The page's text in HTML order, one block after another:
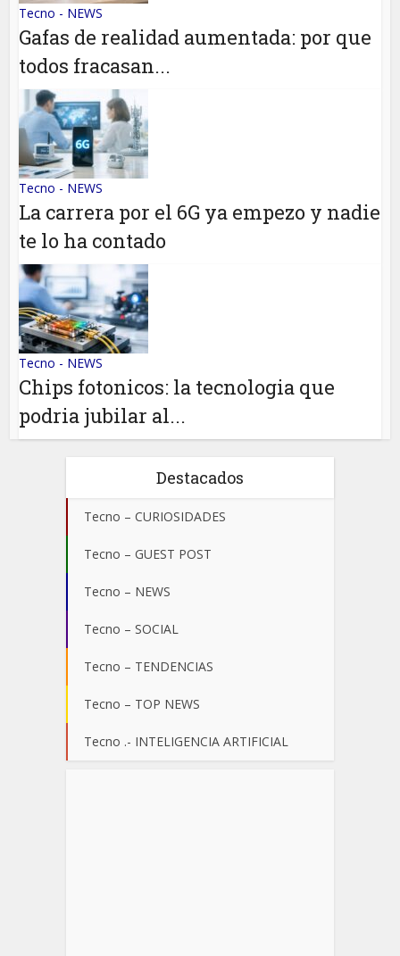
Tecno - NEWS
Gafas de realidad aumentada: por que
todos fracasan...
Tecno - NEWS
La carrera por el 6G ya empezo y nadie
te lo ha contado
Tecno - NEWS
Chips fotonicos: la tecnologia que
podria jubilar al...
Destacados
Tecno – CURIOSIDADES
Tecno – GUEST POST
Tecno – NEWS
Tecno – SOCIAL
Tecno – TENDENCIAS
Tecno – TOP NEWS
Tecno .- INTELIGENCIA ARTIFICIAL